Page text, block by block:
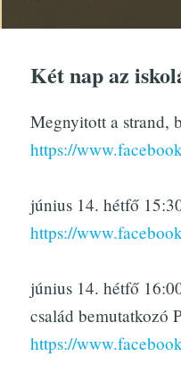
Két nap az
Megnyitott a strand,
https://
június 14. hétfő
https://
június 14. hétfő
család bemutatkozó
https://